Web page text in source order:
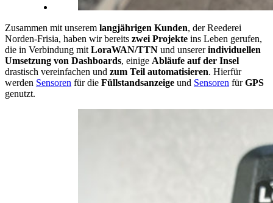
Zusammen mit unserem langjährigen Kunden, der Reederei
Norden-Frisia, haben wir bereits zwei Projekte ins Leben gerufen,
die in Verbindung mit LoraWAN/TTN und unsererindividuellen
Umsetzung von Dashboards, einige Abläufe auf der Insel
drastisch vereinfachen und zum Teil automatisieren. Hierfür
werden Sensoren für die Füllstandsanzeige und Sensoren fürGPS
genutzt.